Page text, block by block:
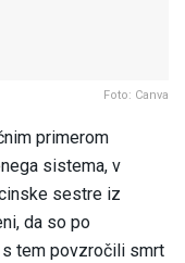
Foto: Canva
primerom
sistema, v
sestre iz
da so po
tem povzročili smrt